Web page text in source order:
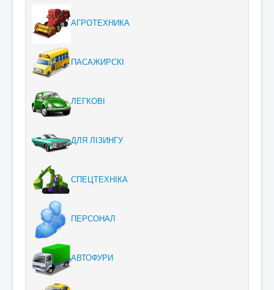
АГРОТЕХНИКА
ПАСАЖИРСКІ
ЛЕГКОВІ
ДЛЯ ЛІЗИНГУ
СПЕЦТЕХНІКА
ПЕРСОНАЛ
АВТОФУРИ